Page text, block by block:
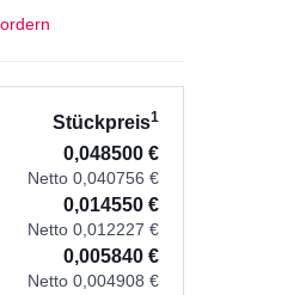
Stückpreis1
0,048500 €
Netto 0,040756 €
0,014550 €
Netto 0,012227 €
0,005840 €
Netto 0,004908 €